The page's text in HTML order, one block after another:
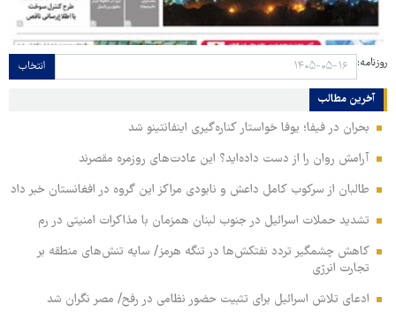
روزنامه: انتخاب
آخرین مطالب
بحران در فیفا؛ یوفا خواستار کناره‌گیری اینفانتینو شد
آرامش روان را از دست داده‌اید؟ این عادت‌های روزمره مقصرند
طالبان از سرکوب کامل داعش و نابودی مراکز این گروه در افغانستان خبر داد
تشدید حملات اسرائیل در جنوب لبنان همزمان با مذاکرات امنیتی در رم
کاهش چشمگیر تردد نفتکش‌ها در تنگه هرمز/ سایه تنش‌های منطقه بر
تجارت انرژی
ادعای تلاش اسرائیل برای تثبیت حضور نظامی در رفح/ مصر نگران شد